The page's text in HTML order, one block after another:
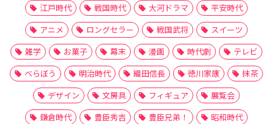
江戸時代 戦国時代 大河ドラマ
平安時代
アニメ
ロングセラー 戦国武将
スイーツ
雑学
お菓子 幕末 漫画 時代劇
テレビ
べらぼう
明治時代 織田信長 徳川家康
抹茶
デザイン
文房具 フィギュア
展覧会
鎌倉時代
豊臣秀吉 豊臣兄弟！
昭和時代